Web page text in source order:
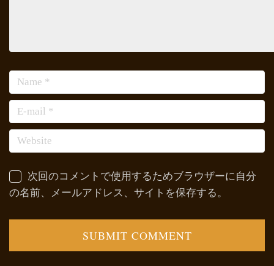
次回のコメントで使用するためブラウザーに自分
の名前、メールアドレス、サイトを保存する。